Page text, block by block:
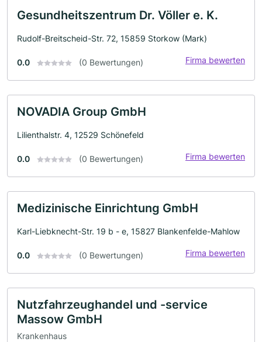
Gesundheitszentrum Dr. Völler e. K.
Rudolf-Breitscheid-Str. 72, 15859 Storkow (Mark)
0.0 (0 Bewertungen) Firma bewerten
NOVADIA Group GmbH
Lilienthalstr. 4, 12529 Schönefeld
0.0 (0 Bewertungen) Firma bewerten
Medizinische Einrichtung GmbH
Karl-Liebknecht-Str. 19 b - e, 15827 Blankenfelde-Mahlow
0.0 (0 Bewertungen) Firma bewerten
Nutzfahrzeughandel und -service
Massow GmbH
Krankenhaus